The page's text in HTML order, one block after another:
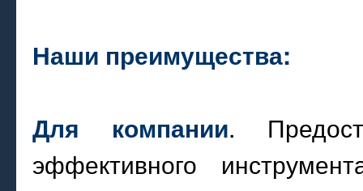
Наши преимущества:
Для компании.
эффективного